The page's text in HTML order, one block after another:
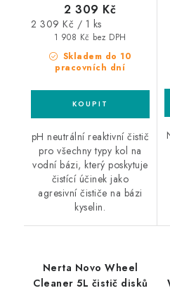
Skladem do 10
pracovních dní
1 908 Kč bez DPH
2 309 Kč
Měrná
2 309 Kč / 1 ks
pH neutrální reaktivní čistič
pro všechny typy kol na
vodní bázi, který poskytuje
čistící účinek jako
agresivní čističe na bázi
kyselin.
Nerta Novo Wheel
Cleaner 5L čistič disků